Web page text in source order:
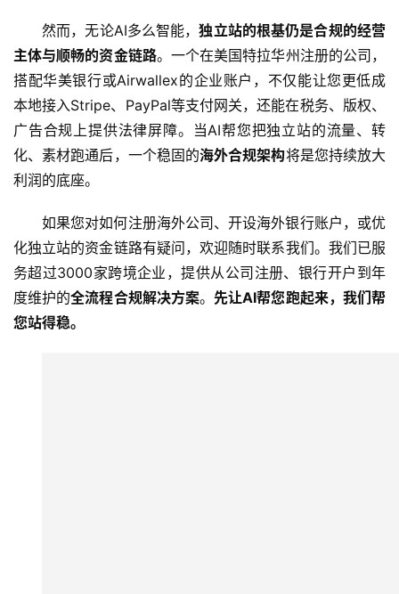
然而，无论AI多么智能，独立站的根基仍是合规的经营
主体与顺畅的资金链路。一个在美国特拉华州注册的公司，
搭配华美银行或Airwallex的企业账户，不仅能让您更低成
本地接入Stripe、PayPal等支付网关，还能在税务、版权、
广告合规上提供法律屏障。当AI帮您把独立站的流量、转
化、素材跑通后，一个稳固的海外合规架构将是您持续放大
利润的底座。
如果您对如何注册海外公司、开设海外银行账户，或优
化独立站的资金链路有疑问，欢迎随时联系我们。我们已服
务超过3000家跨境企业，提供从公司注册、银行开户到年
度维护的全流程合规解决方案。先让AI帮您跑起来，我们帮
您站得稳。